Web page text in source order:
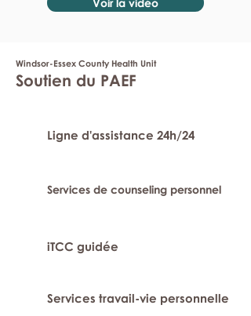
Voir la vidéo
Windsor-Essex County Health Unit
Soutien du PAEF
Ligne d'assistance 24h/24
Services de counseling personnel
iTCC guidée
Services travail-vie personnelle